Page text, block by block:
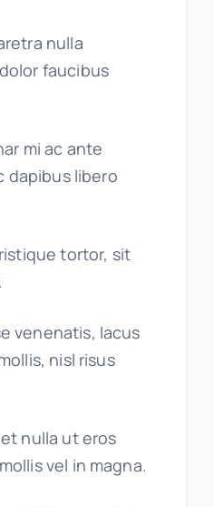
nulla
faucibus
mi ac ante
dapibus libero
tortor, sit
venenatis, lacus
nisl risus
nulla ut eros
vel in magna.